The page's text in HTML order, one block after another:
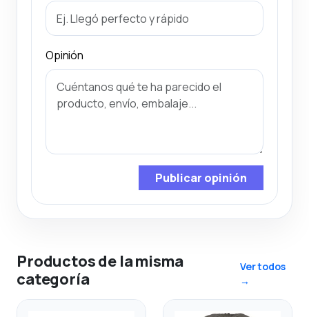
Opinión
Publicar opinión
Productos de la misma
categoría
Ver todos
→